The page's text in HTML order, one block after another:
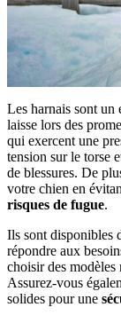
Les harnais sont
laisse lors des
qui exercent une
tension sur le torse
de blessures. De
votre chien en
risques de fugue.
Ils sont disponibles
répondre aux
choisir des
Assurez-vous
solides pour une